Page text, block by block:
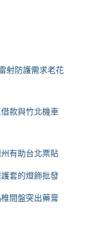
射防護需求老花
款與竹北機車
有助台北票貼
套的燈飾批發
間盤突出藥膏